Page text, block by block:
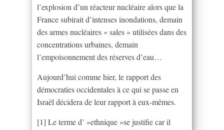
l’explosion d’un réacteur nucléaire alors que la
France subirait d’intenses inondations, demain
des armes nucléaires « sales » utilisées dans des
concentrations urbaines, demain
l’empoisonnement des réserves d’eau…
Aujourd’hui comme hier, le rapport des
démocraties occidentales à ce qui se passe en
Israël décidera de leur rapport à eux-mêmes.
[1] Le terme d’ »ethnique »se justifie car il